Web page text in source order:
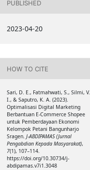
PUBLISHED
2023-04-20
HOW TO CITE
Sari, D. E., Fatmahwati, S., Silmi, V.
I., & Saputro, K. A. (2023).
Optimalisasi Digital Marketing
Berbantuan E-Commerce Shopee
untuk Pemberdayaan Ekonomi
Kelompok Petani Bangunharjo
Sragen. J-ABDIPAMAS (Jurnal
Pengabdian Kepada Masyarakat),
7(1), 107–114.
https://doi.org/10.30734/j-
abdipamas.v7i1.3048